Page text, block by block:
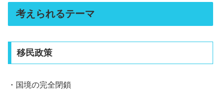
考えられるテーマ
移民政策
・国境の完全閉鎖